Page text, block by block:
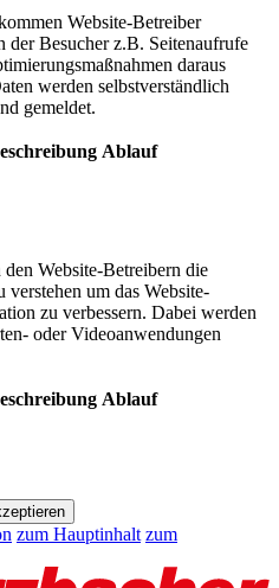
Website-Betreiber
der Besucher z.B. Seitenaufrufe
daraus
werden selbstverständlich
gemeldet.
Ablauf
Website-Betreibern die
verstehen um das Website-
zu verbessern. Dabei werden
oder Videoanwendungen
Ablauf
zum Hauptinhalt zum